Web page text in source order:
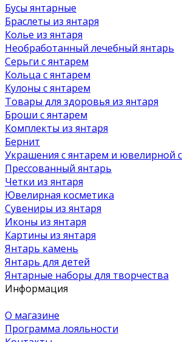
Бусы янтарные
Браслеты из янтаря
Колье из янтаря
Необработанный лечебный янтарь
Серьги с янтарем
Кольца с янтарем
Кулоны с янтарем
Товары для здоровья из янтаря
Броши с янтарем
Комплекты из янтаря
Бернит
Украшения с янтарем и ювелирной
Прессованный янтарь
Четки из янтаря
Ювелирная косметика
Сувениры из янтаря
Иконы из янтаря
Картины из янтаря
Янтарь камень
Янтарь для детей
Янтарные наборы для творчества
Информация
О магазине
Программа лояльности